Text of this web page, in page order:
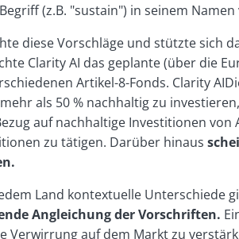
(z.B. "sustain") in seinem
diese Vorschläge und stützte sich
Clarity AI das geplante (über die
Artikel-8-Fonds. Clarity
als 50 % nachhaltig zu
auf nachhaltige Investitionen
zu tätigen. Darüber hinaus
Land kontextuelle Unterschiede
Angleichung der Vorschriften.
Verwirrung auf dem Markt zu